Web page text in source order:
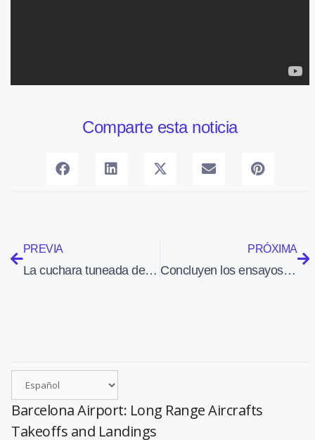
Comparte esta noticia
PREVIA
La cuchara tuneada de avión y otros objetos ‘Made in France’ para acercar la aviación a los niños
PRÓXIMA
Concluyen los ensayos del demostrador del SpacePlane de Airbus Defence and Space en el Mar del Sur de China
Barcelona Airport: Long Range Aircrafts
Takeoffs and Landings